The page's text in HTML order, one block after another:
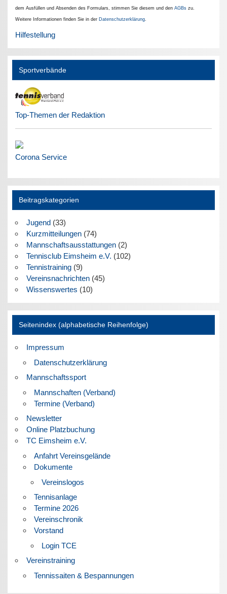
dem Ausfüllen und Absenden des Formulars, stimmen Sie diesem und denAGBs zu.
Weitere Informationen finden Sie in der Datenschutzerklärung
Hilfestellung
Sportverbände
Top-Themen der Redaktion
Corona Service
Beitragskategorien
Jugend(33)
Kurzmitteilungen(74)
Mannschaftsausstattungen(2)
Tennisclub Eimsheim e.V. (102)
Tennistraining(9)
Vereinsnachrichten(45)
Wissenswertes (10)
Seitenindex (alphabetische Reihenfolge)
Impressum
Datenschutzerklärung
Mannschaftssport
Mannschaften (Verband)
Termine (Verband)
Newsletter
Online Platzbuchung
TC Eimsheim e.V.
Anfahrt Vereinsgelände
Dokumente
Vereinslogos
Tennisanlage
Termine 2026
Vereinschronik
Vorstand
Login TCE
Vereinstraining
Tennissaiten & Bespannungen